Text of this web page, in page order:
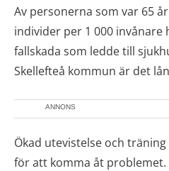
Av personerna som var 65
individer per 1 000 invånare
fallskada som ledde till
Skellefteå kommun är det
ANNONS
Ökad utevistelse och
för att komma åt problemet.